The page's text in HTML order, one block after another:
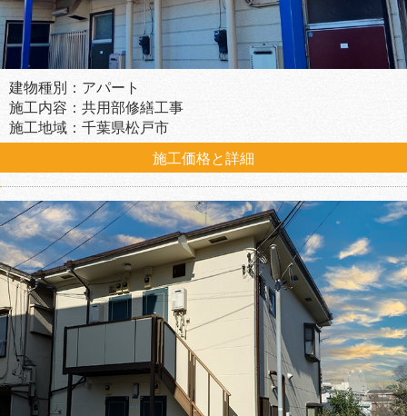
建物種別：アパート
施工内容：共用部修繕工事
施工地域：千葉県松戸市
施工価格と詳細